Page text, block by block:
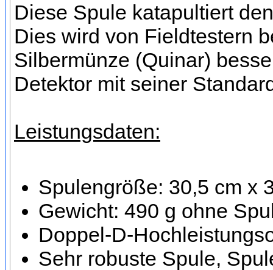
Diese Spule katapultiert
Dies wird von Fieldtestern
Silbermünze (Quinar)
Detektor mit seiner
Leistungsdaten:
Spulengröße: 30,5 cm x
Gewicht: 490 g ohne
Doppel-D-
Sehr robuste Spule,